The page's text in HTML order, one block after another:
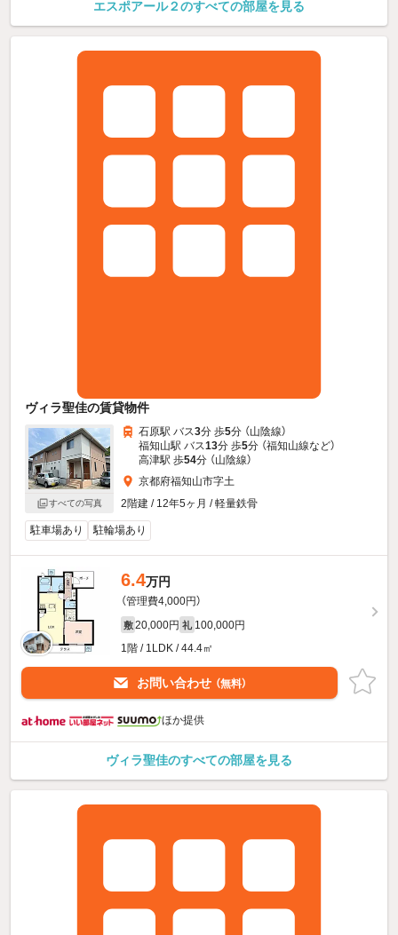
エスポアール２のすべての部屋を見る
ヴィラ聖佳の賃貸物件
すべての写真
石原駅 バス3分 歩5分 （山陰線）
福知山駅 バス13分 歩5分 （福知山線など）
高津駅 歩54分 （山陰線）
京都府福知山市字土
2階建 / 12年5ヶ月 / 軽量鉄骨
駐車場あり 駐輪場あり
6.4万円
（管理費4,000円）
敷 20,000円 礼 100,000円
1階 / 1LDK / 44.4㎡
お問い合わせ （無料）
ほか提供
ヴィラ聖佳のすべての部屋を見る